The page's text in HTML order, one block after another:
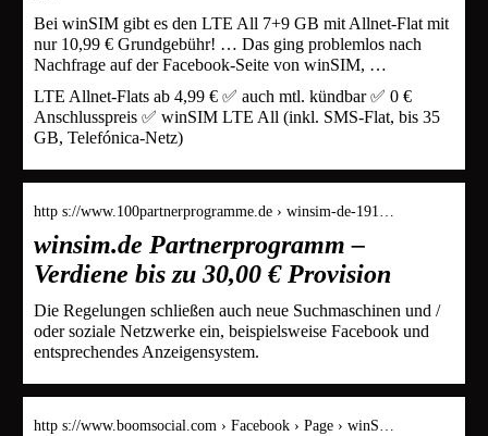
Bei winSIM gibt es den LTE All 7+9 GB mit Allnet-Flat mit
nur 10,99 € Grundgebühr! … Das ging problemlos nach
Nachfrage auf der Facebook-Seite von winSIM, …
LTE Allnet-Flats ab 4,99 € ✅ auch mtl. kündbar ✅ 0 €
Anschlusspreis ✅ winSIM LTE All (inkl. SMS-Flat, bis 35
GB, Telefónica-Netz)
http s://www.100partnerprogramme.de › winsim-de-191…
winsim.de Partnerprogramm –
Verdiene bis zu 30,00 € Provision
Die Regelungen schließen auch neue Suchmaschinen und /
oder soziale Netzwerke ein, beispielsweise Facebook und
entsprechendes Anzeigensystem.
http s://www.boomsocial.com › Facebook › Page › winS…